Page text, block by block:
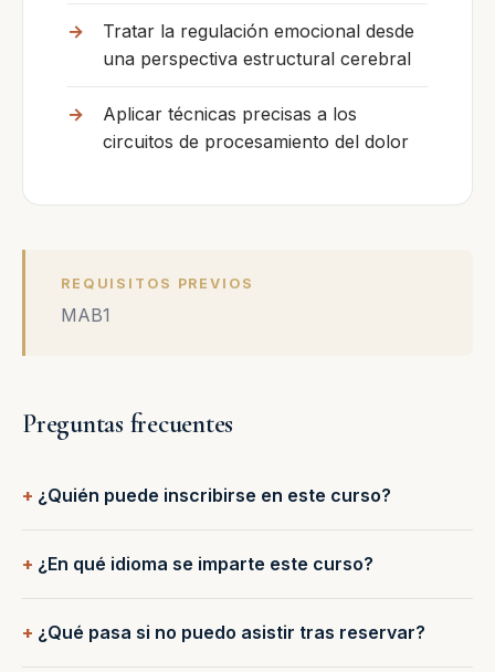
Tratar la regulación emocional desde
una perspectiva estructural cerebral
Aplicar técnicas precisas a los
circuitos de procesamiento del dolor
REQUISITOS PREVIOS
MAB1
Preguntas frecuentes
¿Quién puede inscribirse en este curso?
¿En qué idioma se imparte este curso?
¿Qué pasa si no puedo asistir tras reservar?